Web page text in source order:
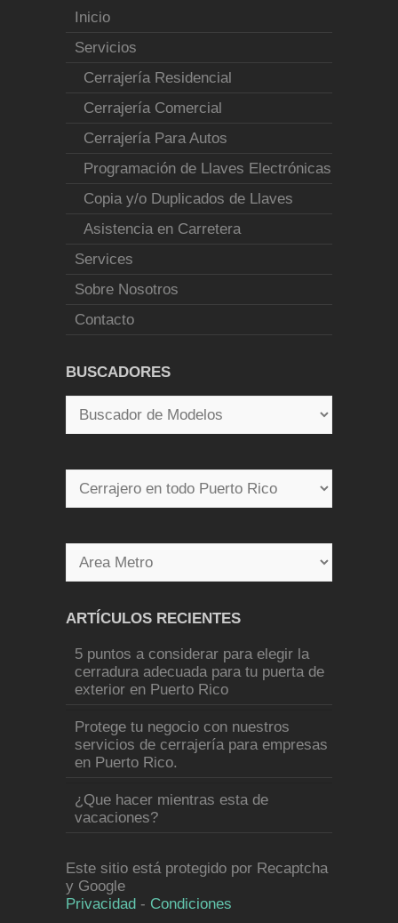
Inicio
Servicios
Cerrajería Residencial
Cerrajería Comercial
Cerrajería Para Autos
Programación de Llaves Electrónicas
Copia y/o Duplicados de Llaves
Asistencia en Carretera
Services
Sobre Nosotros
Contacto
BUSCADORES
ARTÍCULOS RECIENTES
5 puntos a considerar para elegir la
cerradura adecuada para tu puerta de
exterior en Puerto Rico
Protege tu negocio con nuestros
servicios de cerrajería para empresas
en Puerto Rico.
¿Que hacer mientras esta de
vacaciones?
Este sitio está protegido por Recaptcha
y Google
Privacidad - Condiciones